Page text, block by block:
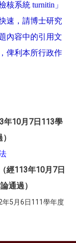
核系統 turnitin 」
速，請博士研究
內容中的引用文
俾利本所行政作
年10月7日113學
經113年10月7日
通過）
年5月6日111學年度